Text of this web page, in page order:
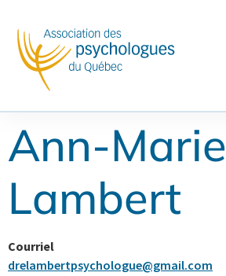
Ann-Marie
Lambert
Courriel
drelambertpsychologue@gmail.com